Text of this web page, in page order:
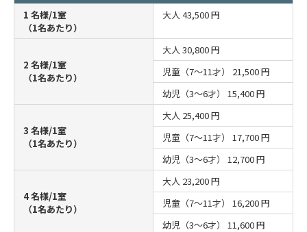
1 名様/1室
（1名あたり）
大人 43,500 円
2 名様/1室
（1名あたり）
大人 30,800 円
児童（7～11才） 21,500 円
幼児（3～6才） 15,400 円
3 名様/1室
（1名あたり）
大人 25,400 円
児童（7～11才） 17,700 円
幼児（3～6才） 12,700 円
4 名様/1室
（1名あたり）
大人 23,200 円
児童（7～11才） 16,200 円
幼児（3～6才） 11,600 円